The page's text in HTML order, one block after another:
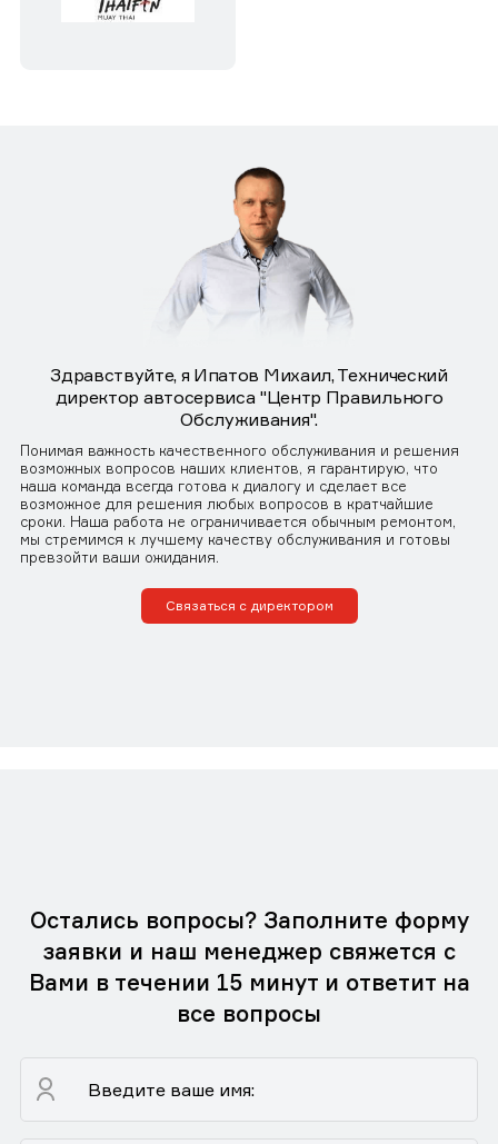
Здравствуйте, я Ипатов Михаил, Технический
директор автосервиса "Центр Правильного
Обслуживания".
Понимая важность качественного обслуживания и решения
возможных вопросов наших клиентов, я гарантирую, что
наша команда всегда готова к диалогу и сделает все
возможное для решения любых вопросов в кратчайшие
сроки. Наша работа не ограничивается обычным ремонтом,
мы стремимся к лучшему качеству обслуживания и готовы
превзойти ваши ожидания.
Связаться с директором
Остались вопросы? Заполните форму
заявки и наш менеджер свяжется с
Вами в течении 15 минут и ответит на
все вопросы